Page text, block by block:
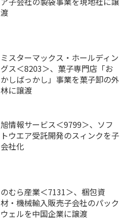
渡
ミスターマックス・ホールディン
グス＜8203＞、菓子専門店「お
かしばっかし」事業を菓子卸の外
林に譲渡
旭情報サービス＜9799＞、ソフ
トウエア受託開発のスィンクを子
会社化
のむら産業＜7131＞、梱包資
材・機械輸入販売子会社のパック
ウェルを中国企業に譲渡